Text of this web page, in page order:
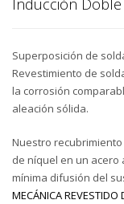
Inducción Doble
Superposición de
Revestimiento de
la corrosión
aleación sólida.
Nuestro
de níquel en un acero
mínima difusión del
MECÁNICA REVESTIDO